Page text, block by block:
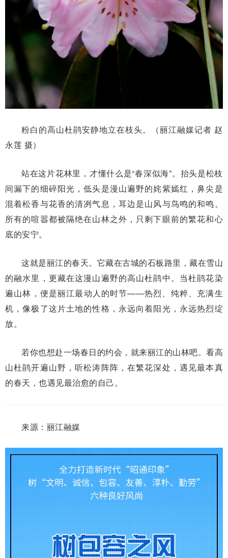
粉白的高山杜鹃安静地立在枝头。（丽江融媒记者 赵
永莲 摄）
站在这片花林里，才懂什么是“春深似海”。抬头是松枝
间漏下的细碎阳光，低头是漫山遍野的姹紫嫣红，鼻尖是
混着松香与花香的清冽气息，耳边是山风与鸟鸣的和鸣。
所有的喧嚣都被隔绝在山林之外，只剩下眼前的繁花和心
底的安宁。
这就是丽江的春天。它藏在古城的石板路里，藏在雪山
的融水里，更藏在这漫山遍野的高山杜鹃中。当杜鹃花染
遍山林，便是丽江最动人的时节——热烈、纯粹、充满生
机，像极了这片土地的性格，永远向着阳光，永远热烈绽
放。
若你也想赴一场春日的约会，就来丽江的山林吧。看高
山杜鹃开遍山野，听松涛阵阵，在繁花深处，遇见最本真
的春天，也遇见最治愈的自己。
来源：丽江融媒